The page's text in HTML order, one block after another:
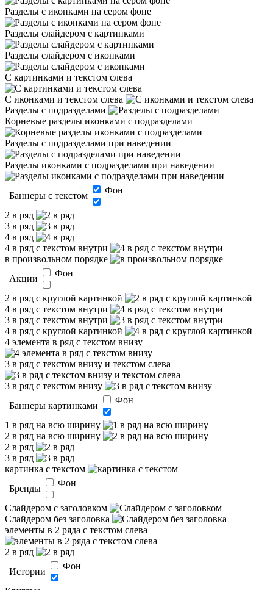
Разделы с иконками на сером фоне
Разделы слайдером с картинками
Разделы слайдером с иконками
С картинками и текстом слева
С иконками и текстом слева
Разделы с подразделами
Корневые разделы иконками с подразделами
Разделы с подразделами при наведении
Разделы иконками с подразделами при наведении
Баннеры с текстом
Фон
2 в ряд
3 в ряд
4 в ряд
4 в ряд с текстом внутри
в произвольном порядке
Акции
Фон
2 в ряд с круглой картинкой
4 в ряд с текстом внутри
3 в ряд с текстом внутри
4 в ряд с круглой картинкой
4 элемента в ряд с текстом внизу
3 в ряд с текстом внизу и текстом слева
3 в ряд с текстом внизу
Баннеры картинками
Фон
1 в ряд на всю ширину
2 в ряд на всю ширину
2 в ряд
3 в ряд
картинка с текстом
Бренды
Фон
Слайдером c заголовком
Слайдером без заголовка
элементы в 2 ряда с текстом слева
2 в ряд
Истории
Фон